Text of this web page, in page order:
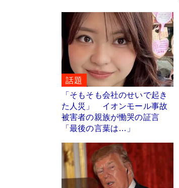
話題
「そもそも会社のせいで起き
た人災」 イオンモール事故
被害者の親族が慟哭の証言
「最後の言葉は…」